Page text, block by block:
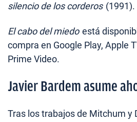
silencio de los corderos (1991).
El cabo del miedo está
compra en Google Play, Apple
Prime Video.
Javier Bardem asume
Tras los trabajos de Mitchum y